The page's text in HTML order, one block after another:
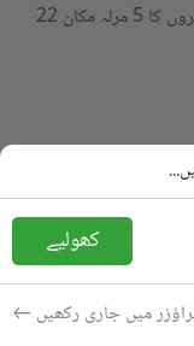
گرین پارک سٹی بِن قاسم ٹاؤن کراچی میں 2 کمروں کا 5 مرلہ مکان 22
کھولیے
میں جاری رکھیں